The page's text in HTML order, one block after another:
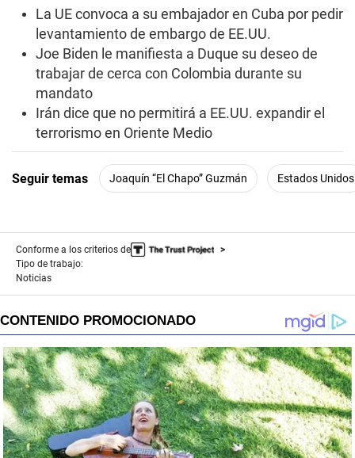
La UE convoca a su embajador en Cuba por pedir
levantamiento de embargo de EE.UU.
Joe Biden le manifiesta a Duque su deseo de
trabajar de cerca con Colombia durante su
mandato
Irán dice que no permitirá a EE.UU. expandir el
terrorismo en Oriente Medio
Seguir temas Joaquín “El Chapo” Guzmán Estados Unidos
Conforme a los criterios de
Tipo de trabajo:
Noticias